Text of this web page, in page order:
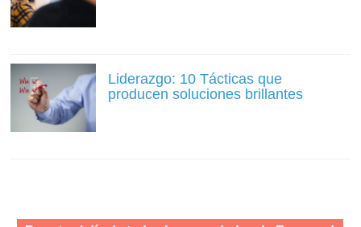
Liderazgo: 10 Tácticas que
producen soluciones brillantes